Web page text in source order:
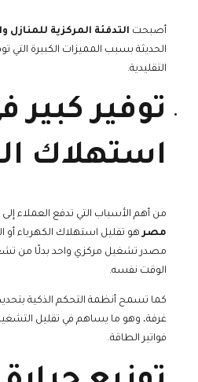
أصبحت التدفئة المركزية للمنازل
الحديثة بسبب المميزات الكبيرة التي
التقليدية.
توفير كبير
استهلاك
من أهم الأسباب التي تدفع العملاء إلى
مصرهو تقليل استهلاك الكهرباء أو
مصدر تشغيل مركزي واحد بدلًا من
الوقت نفسه.
كما تسمح أنظمة التحكم الذكية
غرفة، وهو ما يساهم في تقليل
فواتير الطاقة.